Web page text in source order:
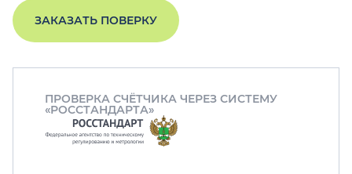
ЗАКАЗАТЬ ПОВЕРКУ
ПРОВЕРКА СЧЁТЧИКА ЧЕРЕЗ СИСТЕМУ
«РОССТАНДАРТА»